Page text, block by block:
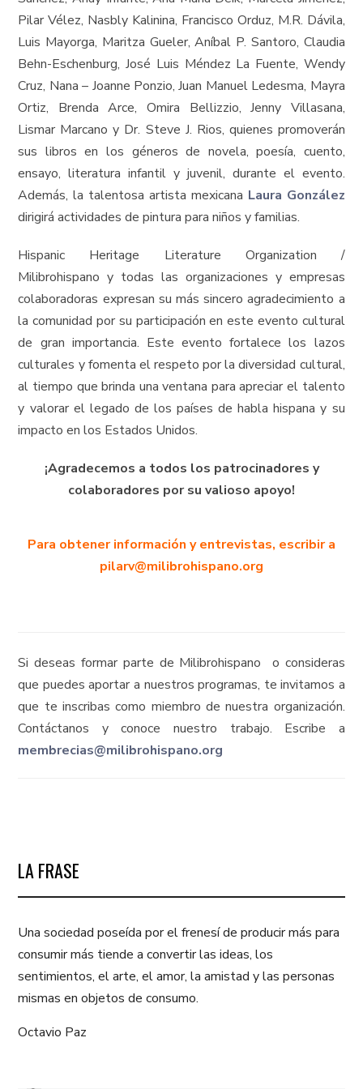
Pilar Vélez, Nasbly Kalinina, Francisco Orduz, M.R. Dávila,
Luis Mayorga, Maritza Gueler, Aníbal P. Santoro, Claudia
Behn-Eschenburg, José Luis Méndez La Fuente, Wendy
Cruz, Nana – Joanne Ponzio, Juan Manuel Ledesma, Mayra
Ortiz, Brenda Arce, Omira Bellizzio, Jenny Villasana,
Lismar Marcano y Dr. Steve J. Rios, quienes promoverán
sus libros en los géneros de novela, poesía, cuento,
ensayo, literatura infantil y juvenil, durante el evento.
Además, la talentosa artista mexicana Laura González
dirigirá actividades de pintura para niños y familias.
Hispanic Heritage Literature Organization /
Milibrohispano y todas las organizaciones y empresas
colaboradoras expresan su más sincero agradecimiento a
la comunidad por su participación en este evento cultural
de gran importancia. Este evento fortalece los lazos
culturales y fomenta el respeto por la diversidad cultural,
al tiempo que brinda una ventana para apreciar el talento
y valorar el legado de los países de habla hispana y su
impacto en los Estados Unidos.
¡Agradecemos a todos los patrocinadores y
colaboradores por su valioso apoyo!
Para obtener información y entrevistas, escribir a
pilarv@milibrohispano.org
Si deseas formar parte de Milibrohispano o consideras
que puedes aportar a nuestros programas, te invitamos a
que te inscribas como miembro de nuestra organización.
Contáctanos y conoce nuestro trabajo. Escribe a
membrecias@milibrohispano.org
LA FRASE
Una sociedad poseída por el frenesí de producir más para
consumir más tiende a convertir las ideas, los
sentimientos, el arte, el amor, la amistad y las personas
mismas en objetos de consumo.
Octavio Paz